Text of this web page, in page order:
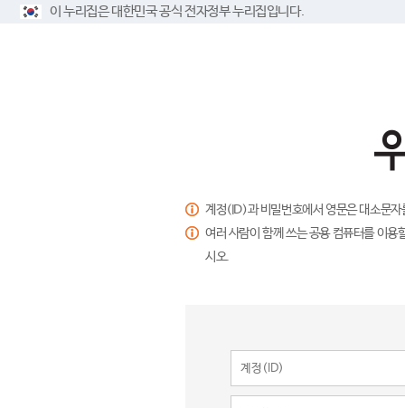
이 누리집은 대한민국 공식 전자정부 누리집입니다.
계정(ID)과 비밀번호에서 영문은 대소문
여러 사람이 함께 쓰는 공용 컴퓨터를 이
시오.